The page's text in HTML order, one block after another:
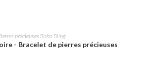
AU PANIER
précieuses Boho Bling
- Bracelet de pierres précieuses